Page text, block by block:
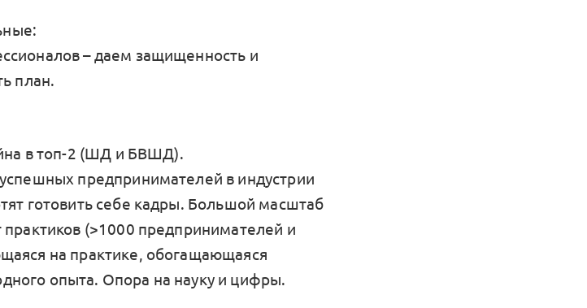
– даем защищенность и
план.
в топ-2 (ШД и БВШД).
предпринимателей в индустрии
готовить себе кадры. Большой масштаб
(>1000 предпринимателей и
на практике, обогащающаяся
опыта. Опора на науку и цифры.